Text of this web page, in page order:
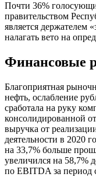
Почти 36%
правительством
является держателем
налагать вето на
Финансовые
Благоприятная
нефть, ослабление
сработала на руку
консолидированной
выручка от
деятельности в 2020
на 33,7% больше
увеличился на 58,7%
по EBITDA за период